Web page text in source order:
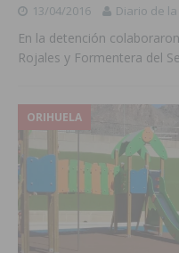
13/04/2016 Diario de
En la detención
Rojales y Formentera del
ORIHUELA